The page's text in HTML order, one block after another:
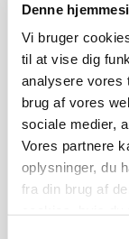
Denne
Vi bruger
til at vise dig
analysere vores
brug af vores
sociale medier,
Vores partnere
oplysninger, du
fra din brug af
MARKEDSFOKUS
Nye
24-årigt